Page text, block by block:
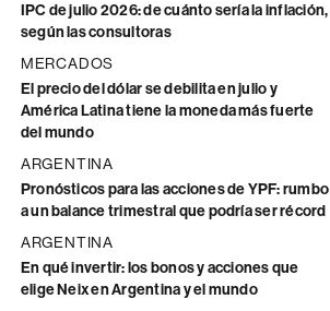
IPC de julio 2026: de cuánto sería la inflación,
según las consultoras
MERCADOS
El precio del dólar se debilita en julio y
América Latina tiene la moneda más fuerte
del mundo
ARGENTINA
Pronósticos para las acciones de YPF: rumbo
a un balance trimestral que podría ser récord
ARGENTINA
En qué invertir: los bonos y acciones que
elige Neix en Argentina y el mundo